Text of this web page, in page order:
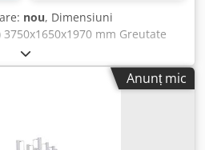
nou, Dimensiuni
mm Greutate
6 kW Presă la rece SOLID
3000 x 1300 mm - Plăci
mm - Presiune totală de
Deschidere maximă: 500 mm -
de 100 mm Dwsdpfx Asv A
5,5 kW - Putere totală: 5,5
Anunț mic